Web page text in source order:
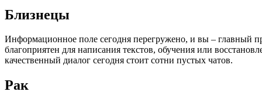
Близнецы
Информационное поле сегодня перегружено, и вы – главный
благоприятен для написания текстов, обучения или
качественный диалог сегодня стоит сотни пустых чатов.
Рак